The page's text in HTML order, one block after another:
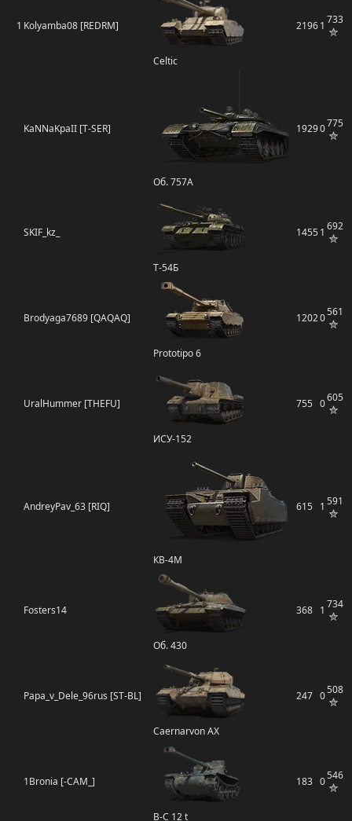
1 Kolyamba08 [REDRM]
Celtic
21961 733
KaNNaKpaII [T-SER]
Об. 757А
19290775
SKIF_kz_
Т-54Б
14551 692
Brodyaga7689 [QAQAQ]
Prototipo 6
12020561
UralHummer [THEFU]
ИСУ-152
755 0605
AndreyPav_63 [RIQ]
КВ-4М
615 1 591
Fosters14
Об. 430
368 1 734
Papa_v_Dele_96rus [ST-BL]
Caernarvon AX
247 0508
1Bronia [-CAM_]
B-C 12 t
183 0546